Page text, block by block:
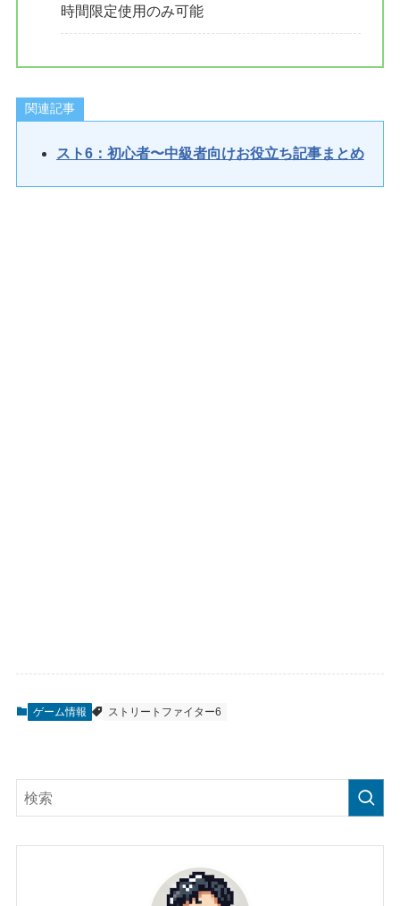
時間限定使用のみ可能
関連記事
スト6：初心者〜中級者向けお役立ち記事まとめ
ゲーム情報 ストリートファイター6